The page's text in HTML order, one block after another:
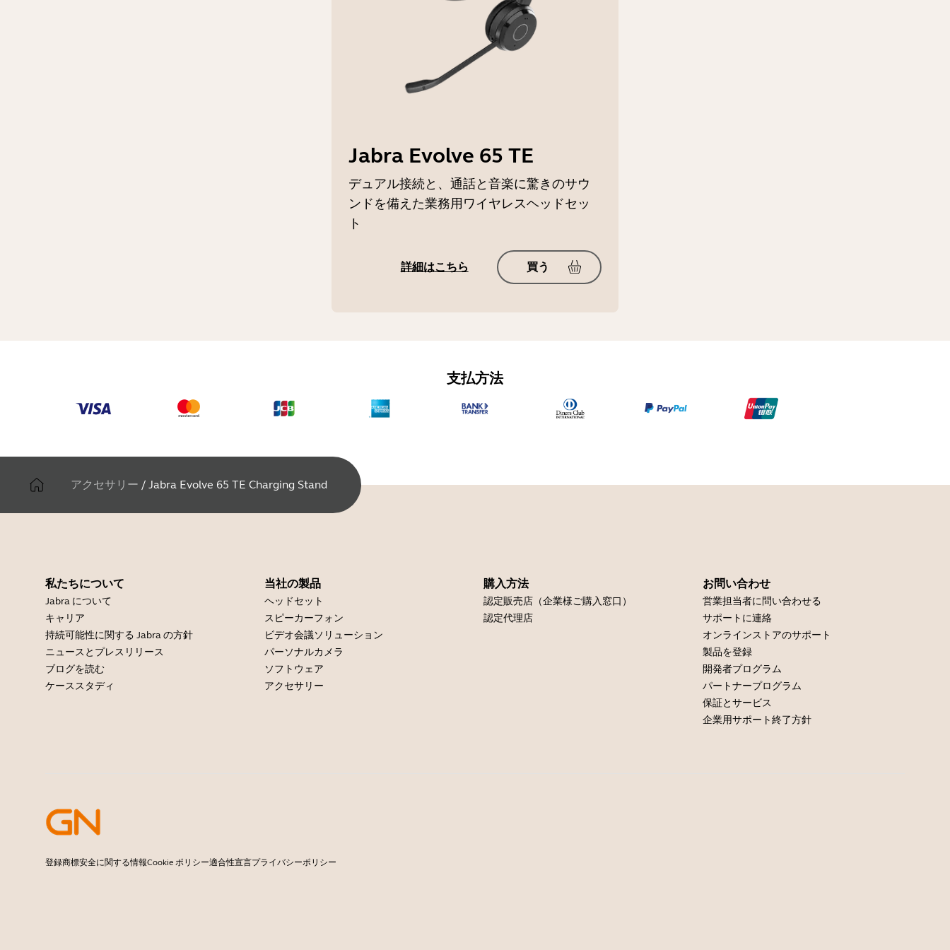
Jabra Evolve 65 TE
デュアル接続と、通話と音楽に驚きのサウ
ンドを備えた業務用ワイヤレスヘッドセッ
ト
詳細はこちら 買う
支払方法
アクセサリー / Jabra Evolve 65 TE Charging Stand
私たちについて
Jabra について
キャリア
持続可能性に関する Jabra の方針
ニュースとプレスリリース
ブログを読む
ケーススタディ
当社の製品
ヘッドセット
スピーカーフォン
ビデオ会議ソリューション
パーソナルカメラ
ソフトウェア
アクセサリー
購入方法
認定販売店（企業様ご購入窓口）
認定代理店
お問い合わせ
営業担当者に問い合わせる
サポートに連絡
オンラインストアのサポート
製品を登録
開発者プログラム
パートナープログラム
保証とサービス
企業用サポート終了方針
登録商標安全に関する情報Cookie ポリシー適合性宣言プライバシーポリシー